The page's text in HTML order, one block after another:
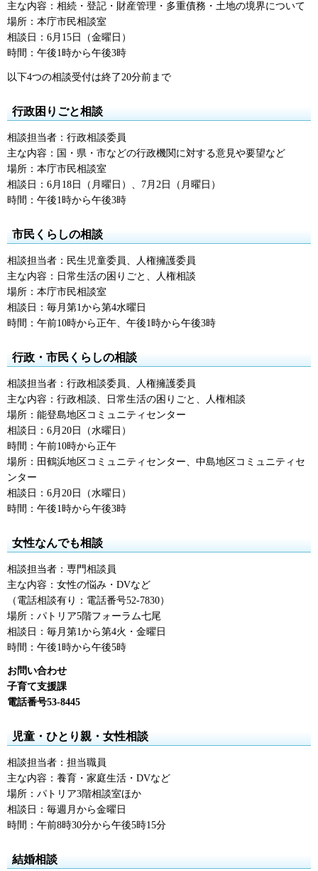
主な内容：相続・登記・財産管理・多重債務・土地の境界について
場所：本庁市民相談室
相談日：6月15日（金曜日）
時間：午後1時から午後3時
以下4つの相談受付は終了20分前まで
行政困りごと相談
相談担当者：行政相談委員
主な内容：国・県・市などの行政機関に対する意見や要望など
場所：本庁市民相談室
相談日：6月18日（月曜日）、7月2日（月曜日）
時間：午後1時から午後3時
市民くらしの相談
相談担当者：民生児童委員、人権擁護委員
主な内容：日常生活の困りごと、人権相談
場所：本庁市民相談室
相談日：毎月第1から第4水曜日
時間：午前10時から正午、午後1時から午後3時
行政・市民くらしの相談
相談担当者：行政相談委員、人権擁護委員
主な内容：行政相談、日常生活の困りごと、人権相談
場所：能登島地区コミュニティセンター
相談日：6月20日（水曜日）
時間：午前10時から正午
場所：田鶴浜地区コミュニティセンター、中島地区コミュニティセ
ンター
相談日：6月20日（水曜日）
時間：午後1時から午後3時
女性なんでも相談
相談担当者：専門相談員
主な内容：女性の悩み・DVなど
（電話相談有り：電話番号52-7830）
場所：パトリア5階フォーラム七尾
相談日：毎月第1から第4火・金曜日
時間：午後1時から午後5時
お問い合わせ
子育て支援課
電話番号53-8445
児童・ひとり親・女性相談
相談担当者：担当職員
主な内容：養育・家庭生活・DVなど
場所：パトリア3階相談室ほか
相談日：毎週月から金曜日
時間：午前8時30分から午後5時15分
結婚相談